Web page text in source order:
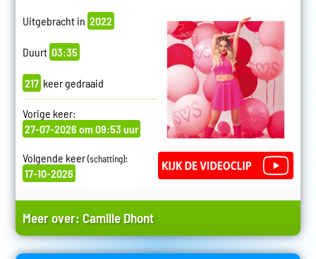
Uitgebracht in 2022
Duurt 03:35
217 keer gedraaid
Vorige keer:
27-07-2026 om 09:53 uur
Volgende keer(schatting):
17-10-2026
Meer over: Camille Dhont